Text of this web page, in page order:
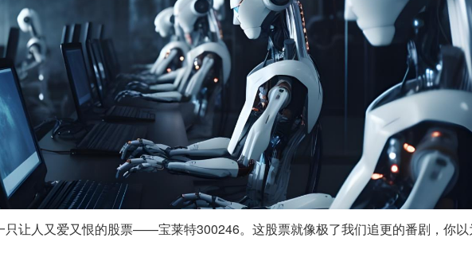
只让人又爱又恨的股票——宝莱特300246。这股票就像极了我们追更的番剧，你以